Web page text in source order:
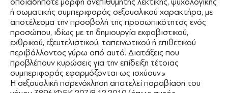
ή σωματικής συμπεριφοράς σεξουαλικού χαρακτήρα, με
αποτέλεσμα την προσβολή της προσωπικότητας ενός
προσώπου, ιδίως με τη δημιουργία εκφοβιστικού,
εχθρικού, εξευτελιστικού, ταπεινωτικού ή επιθετικού
περιβάλλοντος γύρω από αυτό. Διατάξεις που
προβλέπουν κυρώσεις για την επίδειξη τέτοιας
συμπεριφοράς εφαρμόζονται ως ισχύουν.»
Η σεξουαλική παρενόχληση αποτελεί παραβίαση του